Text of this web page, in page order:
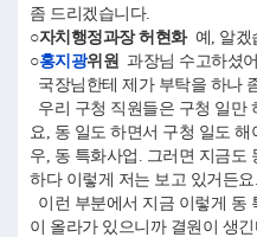
좀 드리겠습니다.
○자치행정과장 허현화예, 알겠
○홍지광위원 과장님 수고하셨
국장님한테 제가 부탁을 하나
우리 구청 직원들은 구청 일만
요, 동 일도 하면서 구청 일도
우, 동 특화사업. 그러면 지금도
하다 이렇게 저는 보고 있거든요.
이런 부분에서 지금 이렇게 동
이 올라가 있으니까 결원이 생